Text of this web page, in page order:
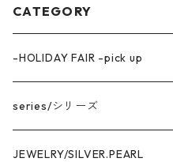
CATEGORY
-HOLIDAY FAIR -pick up
series/シリーズ
中空構造デザイン
JEWELRY/SILVER.PEARL